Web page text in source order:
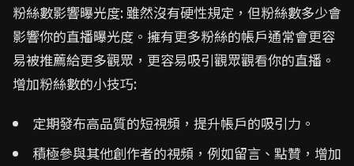
粉絲數影響曝光度: 雖然沒有硬性規定，但粉絲數多少會
影響你的直播曝光度。擁有更多粉絲的帳戶通常會更容
易被推薦給更多觀眾，更容易吸引觀眾觀看你的直播。
增加粉絲數的小技巧:
定期發布高品質的短視頻，提升帳戶的吸引力。
積極參與其他創作者的視頻，例如留言、點贊，增加